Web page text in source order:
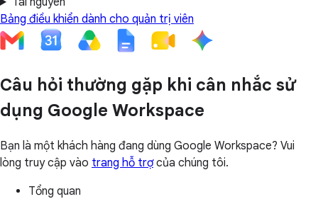
Bảng điều khiển dành cho quản trị viên
Câu hỏi thường gặp khi cân nhắc sử
dụng Google Workspace
Bạn là một khách hàng đang dùng Google Workspace? Vui
lòng truy cập vào trang hỗ trợcủa chúng tôi.
Tổng quan